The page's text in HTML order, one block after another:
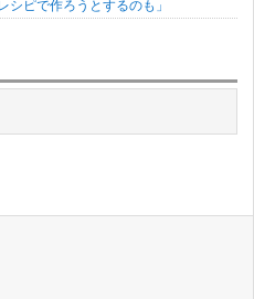
ピで作ろうとするのも」